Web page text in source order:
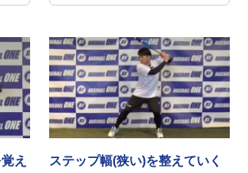
え
ステップ幅(狭い)を整えていく